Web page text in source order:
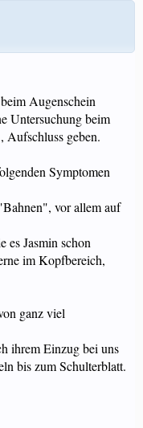
Augenschein
Untersuchung beim
geben.
Symptomen
vor allem auf
Jasmin schon
im Kopfbereich,
ganz viel
ihrem Einzug bei uns
bis zum Schulterblatt.